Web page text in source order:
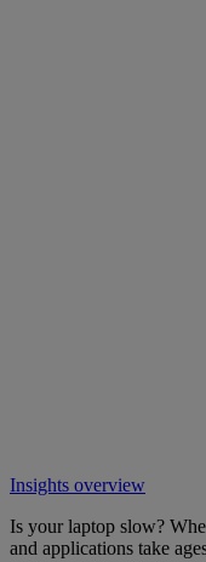
Insights overview
Is your laptop slow?
and applications take